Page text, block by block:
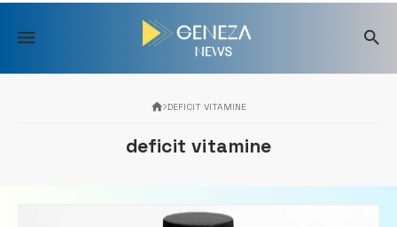
Skip
content
DEFICIT VITAMINE
deficit vitamine